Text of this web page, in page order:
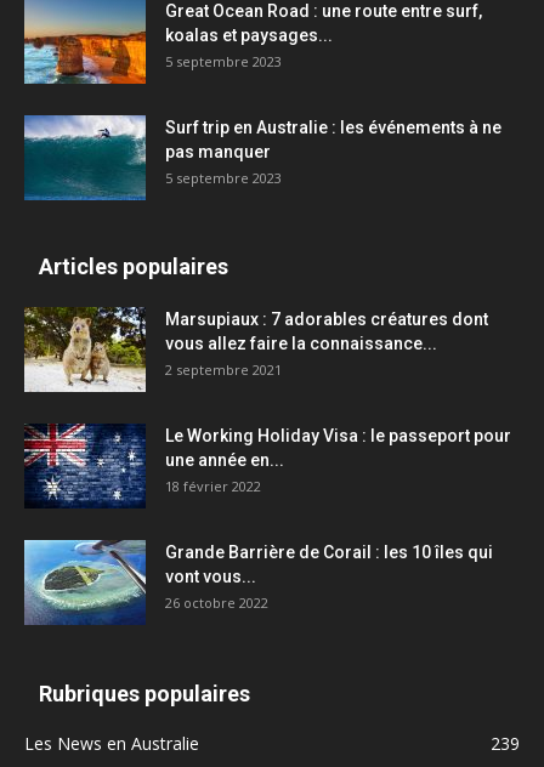
Great Ocean Road : une route entre surf,
koalas et paysages...
5 septembre 2023
Surf trip en Australie : les événements à ne
pas manquer
5 septembre 2023
Articles populaires
Marsupiaux : 7 adorables créatures dont
vous allez faire la connaissance...
2 septembre 2021
Le Working Holiday Visa : le passeport pour
une année en...
18 février 2022
Grande Barrière de Corail : les 10 îles qui
vont vous...
26 octobre 2022
Rubriques populaires
Les News en Australie
239